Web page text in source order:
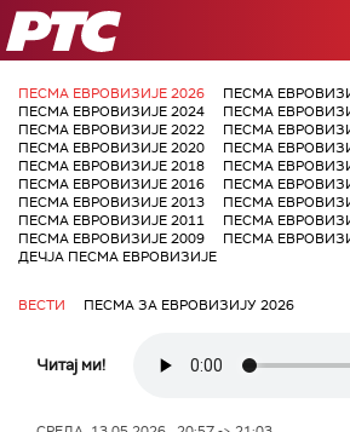
РТС
ПЕСМА ЕВРОВИЗИЈЕ 2026
ПЕСМА
ПЕСМА ЕВРОВИЗИЈЕ 2024
ПЕСМА
ПЕСМА ЕВРОВИЗИЈЕ 2022
ПЕСМА
ПЕСМА ЕВРОВИЗИЈЕ 2020
ПЕСМА
ПЕСМА ЕВРОВИЗИЈЕ 2018
ПЕСМА
ПЕСМА ЕВРОВИЗИЈЕ 2016
ПЕСМА
ПЕСМА ЕВРОВИЗИЈЕ 2013
ПЕСМА
ПЕСМА ЕВРОВИЗИЈЕ 2011
ПЕСМА
ПЕСМА ЕВРОВИЗИЈЕ 2009
ПЕСМА
ДЕЧЈА ПЕСМА ЕВРОВИЗИЈЕ
ВЕСТИ ПЕСМА ЗА ЕВРОВИЗИЈУ 2026
Читај ми!